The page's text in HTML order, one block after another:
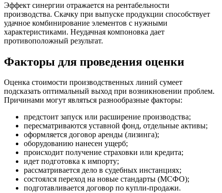
Эффект синергии отражается на рентабельности
производства. Скачку при выпуске продукции способствует
удачное комбинирование элементов с нужными
характеристиками. Неудачная компоновка дает
противоположный результат.
Факторы для проведения оценки
Оценка стоимости производственных линий сумеет
подсказать оптимальный выход при возникновении проблем.
Причинами могут являться разнообразные факторы:
предстоит запуск или расширение производства;
пересматриваются уставной фонд, отдельные активы;
оформляется договор аренды (лизинга);
оборудованию нанесен ущерб;
происходит получение страховки или кредита;
идет подготовка к импорту;
рассматривается дело в судебных инстанциях;
состоялся переход на новые стандарты (МСФО);
подготавливается договор по купли-продажи.